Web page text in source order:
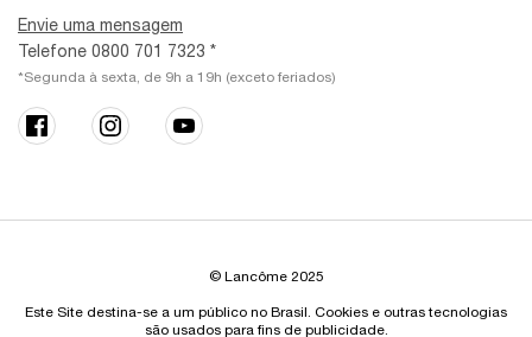
Envie uma mensagem
Telefone 0800 701 7323 *
*Segunda à sexta, de 9h a 19h (exceto feriados)
© Lancôme 2025
Este Site destina-se a um público no Brasil. Cookies e outras tecnologias
são usados para fins de publicidade.